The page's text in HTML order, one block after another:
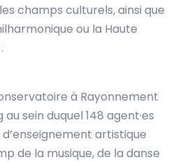
champs culturels, ainsi que
ou la Haute
à Rayonnement
sein duquel 148 agent·es
artistique
de la musique, de la danse